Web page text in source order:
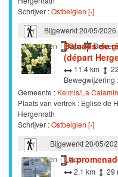
Schrijver :Ostbelgien [›]
Bijgewerkt 20/05/2026
Wandelen
Gps
Balades de
(départ
11.4 km
Bewegwijzering :
Gemeente : Kelmis/La
Plaats van vertrek : Eglise de
Hergenrath
Schrijver :Ostbelgien [›]
Bijgewerkt 20/05/
Wandelen
Gps
La
2.1 km 29